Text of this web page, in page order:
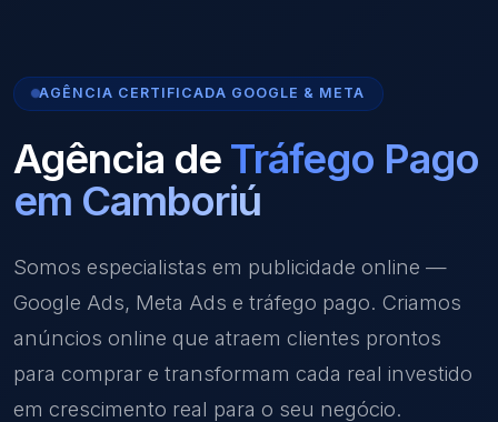
AGÊNCIA CERTIFICADA GOOGLE & META
Agência de Tráfego Pago
em Camboriú
Somos especialistas em publicidade online —
Google Ads, Meta Ads e tráfego pago. Criamos
anúncios online que atraem clientes prontos
para comprar e transformam cada real investido
em crescimento real para o seu negócio.